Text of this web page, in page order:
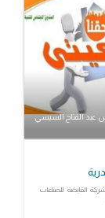
عبد الفتاح السيسي
القابضة للصناعات